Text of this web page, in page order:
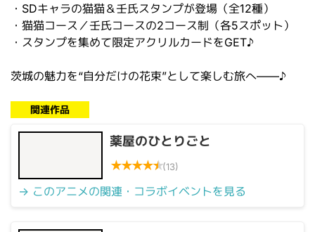
・SDキャラの猫猫＆壬氏スタンプが登場（全12種）
・猫猫コース／壬氏コースの2コース制（各5スポット）
・スタンプを集めて限定アクリルカードをGET♪
茨城の魅力を“自分だけの花束”として楽しむ旅へ――♪
関連作品
薬屋のひとりごと
★★★★★(13)
→ このアニメの関連・コラボイベントを見る